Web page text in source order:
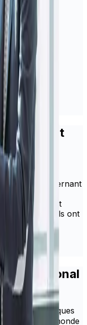
dont
vous
concernant
Xe vous
amicale et
et en qui ils ont
à toute
HiFX
ceux des banques
dans le monde